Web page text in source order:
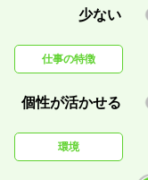
少ない
仕事の特徴
個性が活かせる
環境